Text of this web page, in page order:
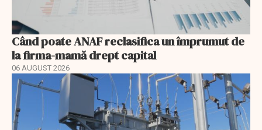
Când poate ANAF reclasifica un împrumut de
la firma-mamă drept capital
06 AUGUST 2026